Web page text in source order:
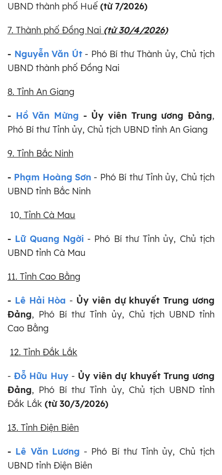
UBND thành phố Huế (từ 7/2026)
7. Thành phố Đồng Nai (từ 30/4/2026)
- Nguyễn Văn Út- Phó Bí thư Thành ủy, Chủ tịch
UBND thành phố Đồng Nai
8. Tỉnh An Giang
- Hồ Văn Mừng - Ủy viên Trung ương Đảng,
Phó Bí thư Tỉnh ủy, Chủ tịch UBND tỉnh An Giang
9. Tỉnh Bắc Ninh
- Phạm Hoàng Sơn - Phó Bí thư Tỉnh ủy, Chủ tịch
UBND tỉnh Bắc Ninh
10. Tỉnh Cà Mau
- Lữ Quang Ngời- Phó Bí thư Tỉnh ủy, Chủ tịch
UBND tỉnh Cà Mau
11. Tỉnh Cao Bằng
- Lê Hải Hòa - Ủy viên dự khuyết Trung ương
Đảng, Phó Bí thư Tỉnh ủy, Chủ tịch UBND tỉnh
Cao Bằng
12. Tỉnh Đắk Lắk
-Đỗ Hữu Huy- Ủy viên dự khuyết Trung ương
Đảng, Phó Bí thư Tỉnh ủy, Chủ tịch UBND tỉnh
Đắk Lắk (từ 30/3/2026)
13. Tỉnh Điện Biên
- Lê Văn Lương - Phó Bí thư Tỉnh ủy, Chủ tịch
UBND tỉnh Điện Biên